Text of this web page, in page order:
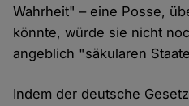
Wahrheit" – eine Posse,
könnte, würde sie nicht
angeblich "säkularen
Indem der deutsche